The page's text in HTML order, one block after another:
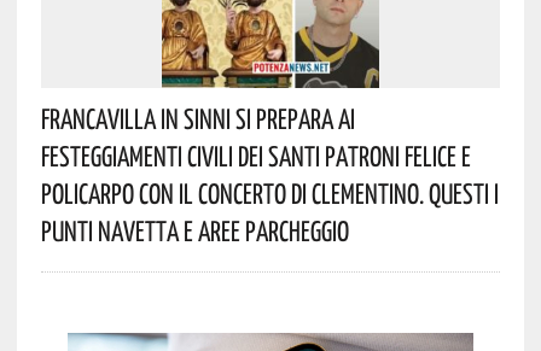
Francavilla In Sinni Si Prepara Ai
Festeggiamenti Civili Dei Santi Patroni Felice E
Policarpo Con Il Concerto Di Clementino. Questi I
Punti Navetta E Aree Parcheggio